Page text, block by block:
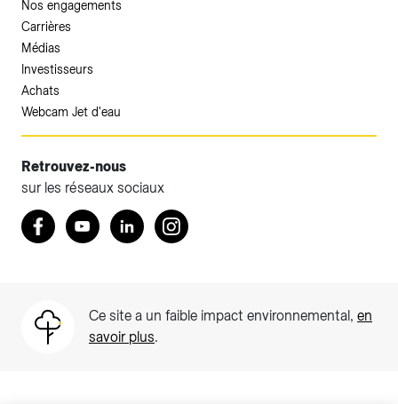
Nos engagements
Carrières
Médias
Investisseurs
Achats
Webcam Jet d'eau
Retrouvez-nous
sur les réseaux sociaux
Retrouvez nous sur Facebook
YoutubeLinkedInInstagram
Ce site a un faible impact environnemental, en
savoir plus.
Accéder à votre espace client SIG.
Votre espace client SIG n'est pas optimisé pour une
Particuliers)